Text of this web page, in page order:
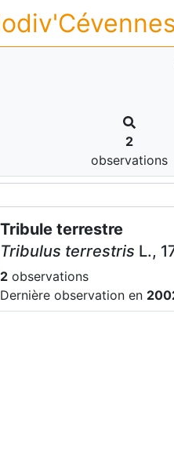
2
observations
Tribule terrestre
Tribulus terrestris L.,
2 observations
Dernière observation en